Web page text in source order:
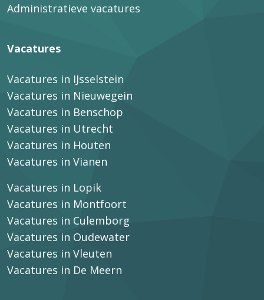
Administratieve vacatures
Vacatures
Vacatures in IJsselstein
Vacatures in Nieuwegein
Vacatures in Benschop
Vacatures in Utrecht
Vacatures in Houten
Vacatures in Vianen
Vacatures in Lopik
Vacatures in Montfoort
Vacatures in Culemborg
Vacatures in Oudewater
Vacatures in Vleuten
Vacatures in De Meern